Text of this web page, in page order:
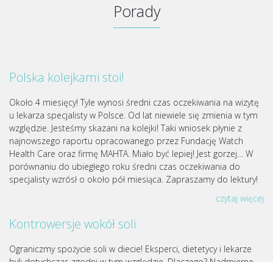
Porady
Polska kolejkami stoi!
Około 4 miesięcy! Tyle wynosi średni czas oczekiwania na wizytę
u lekarza specjalisty w Polsce. Od lat niewiele się zmienia w tym
względzie. Jesteśmy skazani na kolejki! Taki wniosek płynie z
najnowszego raportu opracowanego przez Fundację Watch
Health Care oraz firmę MAHTA. Miało być lepiej! Jest gorzej… W
porównaniu do ubiegłego roku średni czas oczekiwania do
specjalisty wzrósł o około pół miesiąca. Zapraszamy do lektury!
czytaj więcej
Kontrowersje wokół soli
Ograniczmy spożycie soli w diecie! Eksperci, dietetycy i lekarze